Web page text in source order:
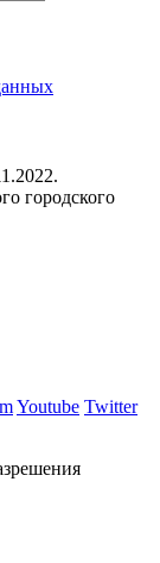
городского
Youtube Twitter